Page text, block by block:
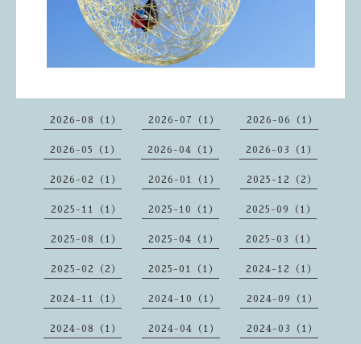
2026-08（1） 2026-07（1） 2026-06（1）
2026-05（1） 2026-04（1） 2026-03（1）
2026-02（1） 2026-01（1） 2025-12（2）
2025-11（1） 2025-10（1） 2025-09（1）
2025-08（1） 2025-04（1） 2025-03（1）
2025-02（2） 2025-01（1） 2024-12（1）
2024-11（1） 2024-10（1） 2024-09（1）
2024-08（1） 2024-04（1） 2024-03（1）